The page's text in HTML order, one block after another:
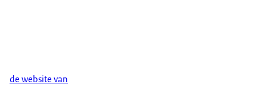
de website van